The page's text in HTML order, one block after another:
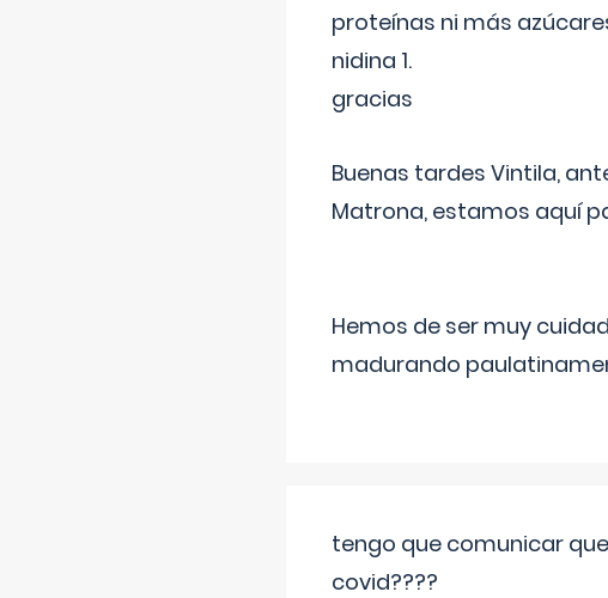
proteínas ni más
nidina 1.
gracias
Buenas tardes Vintila,
Matrona, estamos aquí
Hemos de ser muy
madurando
tengo que comunicar
covid????